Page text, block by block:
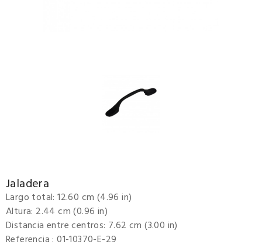
Jaladera
Largo total: 12.60 cm (4.96 in)
Altura: 2.44 cm (0.96 in)
Distancia entre centros: 7.62 cm (3.00 in)
Referencia : 01-10370-E-29